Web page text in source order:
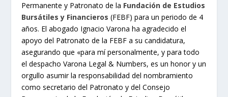
Permanente y Patronato de la Fundación de Estudios
Bursátiles y Financieros (FEBF) para un periodo de 4
años. El abogado Ignacio Varona ha agradecido el
apoyo del Patronato de la FEBF a su candidatura,
asegurando que «para mí personalmente, y para todo
el despacho Varona Legal & Numbers, es un honor y un
orgullo asumir la responsabilidad del nombramiento
como secretario del Patronato y del Consejo